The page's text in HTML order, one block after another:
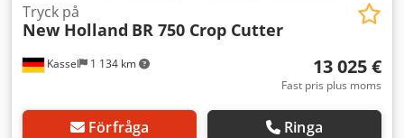
Kassel 1 134 km
Tryck på
New Holland BR 750 Crop Cutter
13 025 €
Fast pris plus moms
Förfråga Ringa